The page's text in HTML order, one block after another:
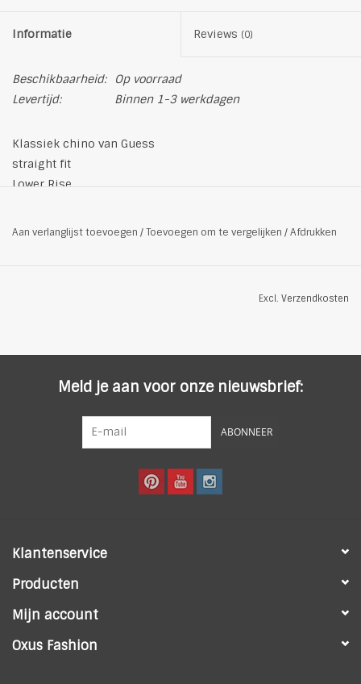
Informatie Reviews (0)
Beschikbaarheid:
Op voorraad
Levertijd:
Binnen 1-3 werkdagen
Klassiek chino van Guess
straight fit
Lower Rise
knoopbare achterpaspelzakken met logoborduursel
Aan verlanglijst toevoegen /Toevoegen om te vergelijken /Afdrukken
Excl. Verzendkosten
Meld je aan voor onze nieuwsbrief:
ABONNEER
Klantenservice
Producten
Mijn account
Oxus Fashion